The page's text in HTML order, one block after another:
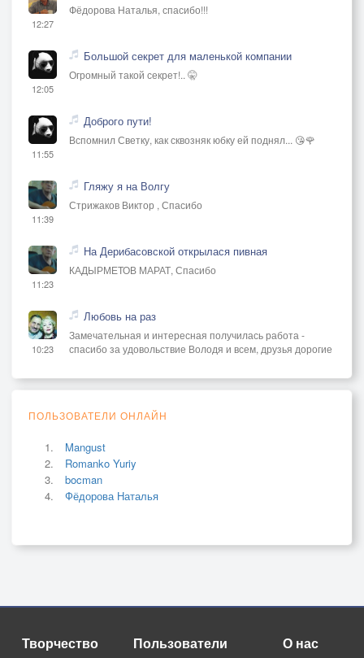
12:27
Фёдорова Наталья, спасибо!!!
12:05
Большой секрет для маленькой компании
Огромный такой секрет!.. 🤫
11:55
Доброго пути!
Вспомнил Светку, как сквозняк юбку ей поднял... 😘🌹
11:39
Гляжу я на Волгу
Стрижаков Виктор , Спасибо
11:23
На Дерибасовской открылася пивная
КАДЫРМЕТОВ МАРАТ, Спасибо
10:23
Любовь на раз
Замечательная и интересная получилась работа -
спасибо за удовольствие Володя и всем, друзья дорогие
ПОЛЬЗОВАТЕЛИ ОНЛАЙН
Mangust
Romanko Yuriy
bocman
Фёдорова Наталья
Творчество Пользователи О нас